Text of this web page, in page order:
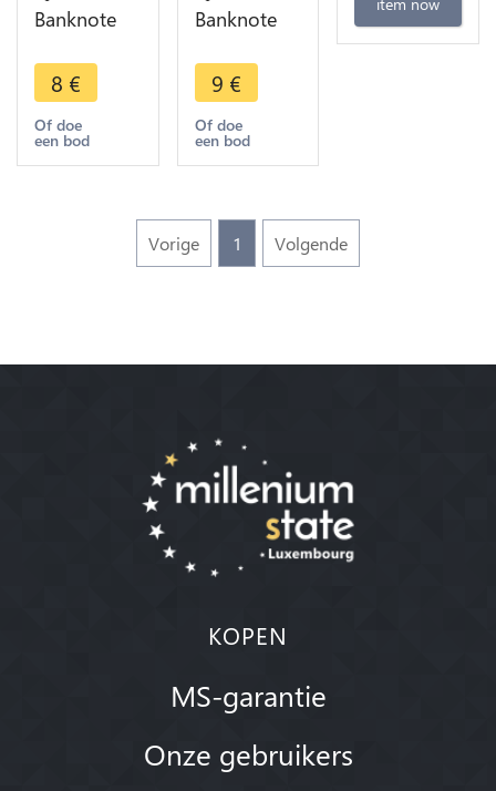
Banknote
Naira Chief
Awolowo
2010 UNC -
> Make
8 €
Of doe
een bod
Banknote
Naira
Murtala R
Muhammed
2007 UNC -
9 €
Of doe
een bod
Vorige 1 Volgende
KOPEN
MS-garantie
Onze gebruikers